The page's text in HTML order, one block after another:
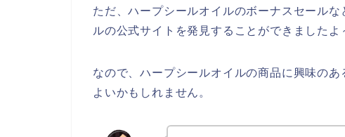
ただ、ハープシールオイルのボーナスセール
ルの公式サイトを発見することができましたよ
なので、ハープシールオイルの商品に興味の
よいかもしれません。